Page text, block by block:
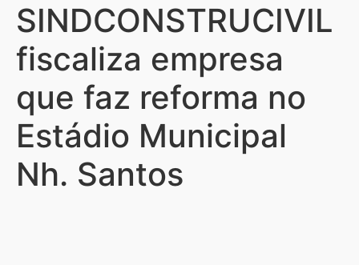
SINDCONSTRUCIVIL
fiscaliza empresa
que faz reforma no
Estádio Municipal
Nh. Santos